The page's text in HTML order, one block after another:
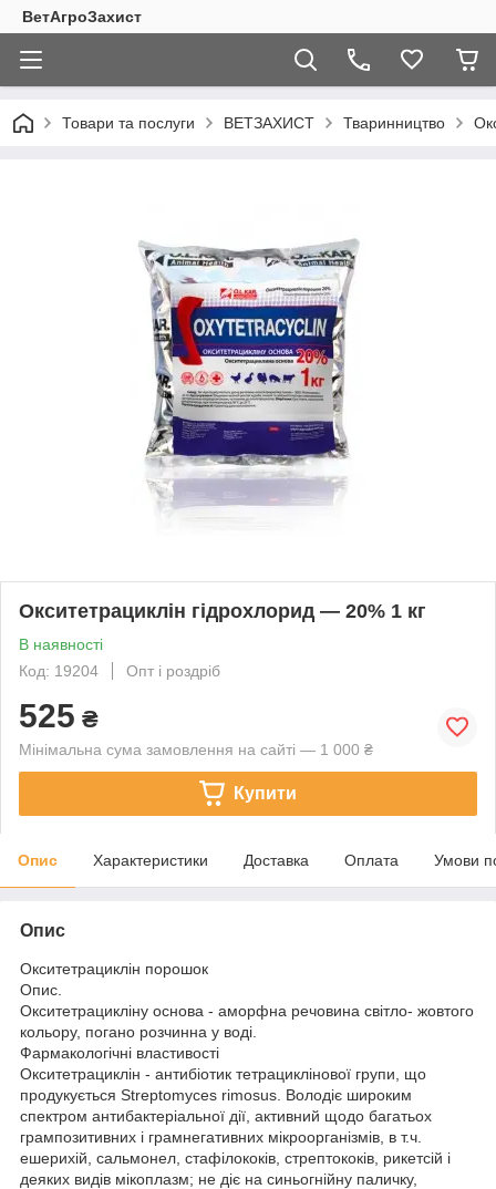
ВетАгроЗахист
Товари та послуги ВЕТЗАХИСТ Тваринництво
Окситетрациклін гідрохлорид — 20% 1 кг
В наявності
Код: 19204
Опт і роздріб
525 ₴
Мінімальна сума замовлення на сайті — 1 000 ₴
Купити
Опис Характеристики Доставка Оплата Умови
Опис
Окситетрациклін порошок
Опис.
Окситетрацикліну основа - аморфна речовина світло- жовтого
кольору, погано розчинна у воді.
Фармакологічні властивості
Окситетрациклін - антибіотик тетрациклінової групи, що
продукується Streptomyces rimosus. Володіє широким
спектром антибактеріальної дії, активний щодо багатьох
грампозитивних і грамнегативних мікроорганізмів, в т.ч.
ешерихій, сальмонел, стафілококів, стрептококів, рикетсій і
деяких видів мікоплазм; не діє на синьогнійну паличку,